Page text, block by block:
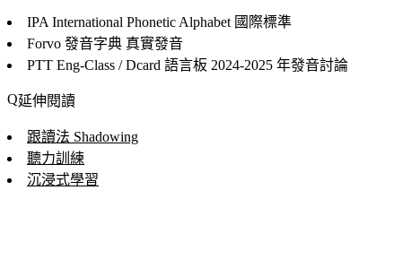
IPA International Phonetic Alphabet 國際標準
Forvo 發音字典 真實發音
PTT Eng-Class / Dcard 語言板 2024-2025 年發音討論
延伸閱讀
跟讀法 Shadowing
聽力訓練
沉浸式學習